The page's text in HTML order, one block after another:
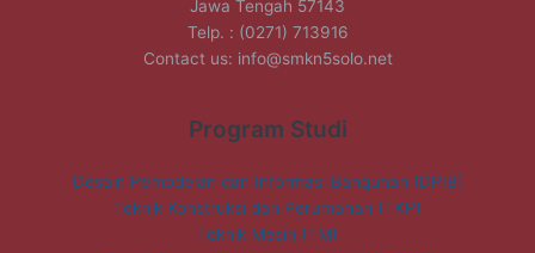
Jawa Tengah 57143
Telp. : (0271) 713916
Contact us: info@smkn5solo.net
Program Studi
Desain Pemodelan dan Informasi Bangunan (DPIB)
Teknik Konstruksi dan Perumahan (TKP)
Teknik Mesin (TM)